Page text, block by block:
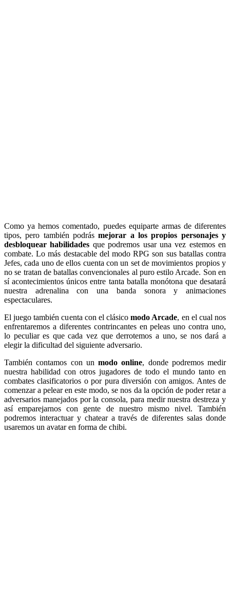
Como ya hemos comentado, puedes equiparte armas de diferentes
tipos, pero también podrásmejorar a los propios personajes y
desbloquear habilidades que podremos usar una vez estemos en
combate. Lo más destacable del modo RPG son sus batallas contra
Jefes, cada uno de ellos cuenta con un set de movimientos propios y
no se tratan de batallas convencionales al puro estilo Arcade. Son en
sí acontecimientos únicos entre tanta batalla monótona que desatará
nuestra adrenalina con una banda sonora y animaciones
espectaculares.
El juego también cuenta con el clásicomodo Arcade, en el cual nos
enfrentaremos a diferentes contrincantes en peleas uno contra uno,
lo peculiar es que cada vez que derrotemos a uno, se nos dará a
elegir la dificultad del siguiente adversario.
También contamos con un modo online, donde podremos medir
nuestra habilidad con otros jugadores de todo el mundo tanto en
combates clasificatorios o por pura diversión con amigos. Antes de
comenzar a pelear en este modo, se nos da la opción de poder retar a
adversarios manejados por la consola, para medir nuestra destreza y
así emparejarnos con gente de nuestro mismo nivel. También
podremos interactuar y chatear a través de diferentes salas donde
usaremos un avatar en forma de chibi.